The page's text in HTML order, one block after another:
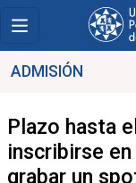
ADMISIÓN
Plazo hasta
inscribirse
grabar un